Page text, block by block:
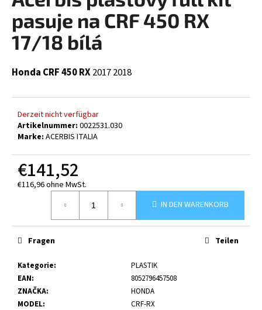
von
5
Sternen.
pasuje na CRF 450 RX
17/18 bílá
Honda CRF 450 RX20172018
Derzeit nicht verfügbar
Artikelnummer: 0022531.030
Marke: ACERBIS ITALIA
€141,52
€116,96 ohne MwSt.
Verkaufspreis:
IN DEN WARENKORB
Kategorie:
PLASTIK
EAN:
8052796457508
ZNAČKA:
HONDA
MODEL:
CRF-RX
Fragen Teilen
SUCHEN
W
p
e
e
n